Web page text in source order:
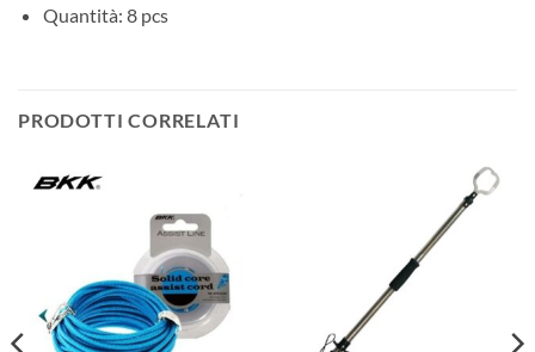
Quantità: 8 pcs
PRODOTTI CORRELATI